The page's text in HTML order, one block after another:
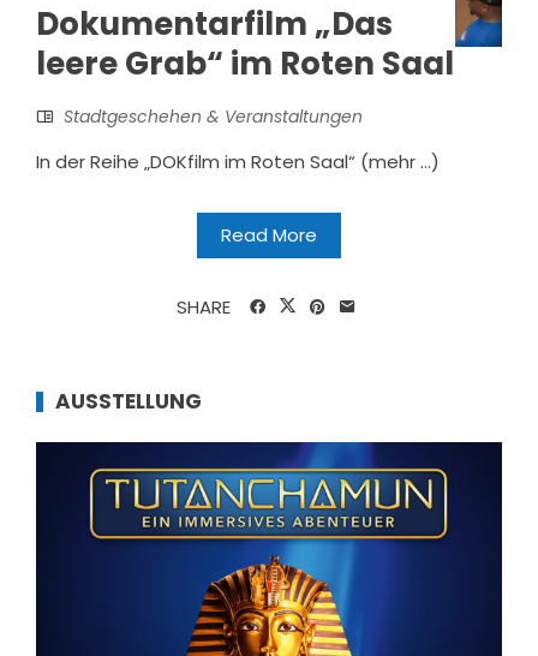
Dokumentarfilm „Das
leere Grab“ im Roten Saal
Stadtgeschehen & Veranstaltungen
In der Reihe „DOKfilm im Roten Saal“ (mehr …)
Read More
SHARE
AUSSTELLUNG